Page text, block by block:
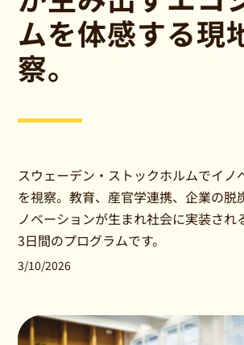
ムを体感する現
察。
スウェーデン・ストックホルムでイノ
を視察。教育、産官学連携、企業の脱
ノベーションが生まれ社会に実装され
3日間のプログラムです。
3/10/2026